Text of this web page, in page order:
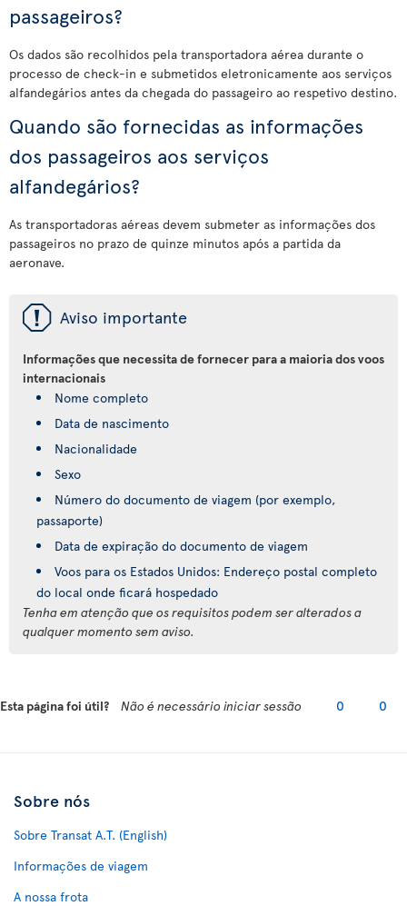
passageiros?
Os dados são recolhidos pela transportadora aérea durante o
processo de check-in e submetidos eletronicamente aos serviços
alfandegários antes da chegada do passageiro ao respetivo destino.
Quando são fornecidas as informações
dos passageiros aos serviços
alfandegários?
As transportadoras aéreas devem submeter as informações dos
passageiros no prazo de quinze minutos após a partida da
aeronave.
ü Aviso importante
Informações que necessita de fornecer para a maioria dos voos
internacionais
Nome completo
Data de nascimento
Nacionalidade
Sexo
Número do documento de viagem (por exemplo,
passaporte)
Data de expiração do documento de viagem
Voos para os Estados Unidos: Endereço postal completo
do local onde ficará hospedado
Tenha em atenção que os requisitos podem ser alterados a
qualquer momento sem aviso.
Esta página foi útil? Não é necessário iniciar sessão 0 0
Sobre nós
Sobre Transat A.T. (English)
Informações de viagem
A nossa frota